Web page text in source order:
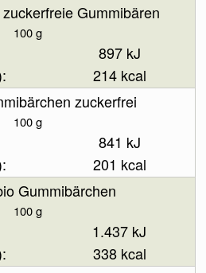
Gummibären
100 g
897 kJ
214 kcal
zuckerfrei
100 g
841 kJ
201 kcal
Gummibärchen
100 g
1.437 kJ
338 kcal